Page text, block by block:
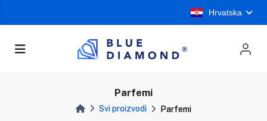
Hrvatska
Parfemi
Svi proizvodi Parfemi